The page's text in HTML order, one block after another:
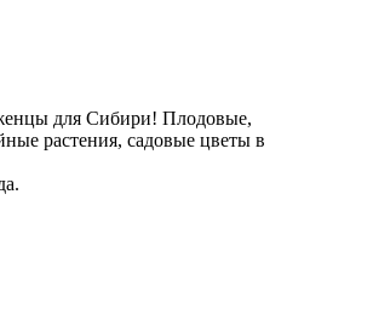
для Сибири! Плодовые,
растения, садовые цветы в